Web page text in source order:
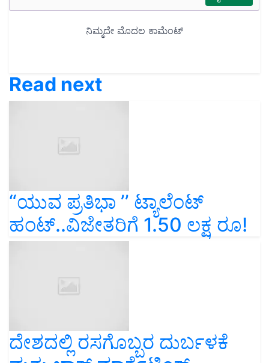
Read next
“ಯುವ ಪ್ರತಿಭಾ ʼʼ ಟ್ಯಾಲೆಂಟ್‌
ಹಂಟ್‌..ವಿಜೇತರಿಗೆ 1.50 ಲಕ್ಷ ರೂ!
ದೇಶದಲ್ಲಿ ರಸಗೊಬ್ಬರ ದುರ್ಬಳಕೆ